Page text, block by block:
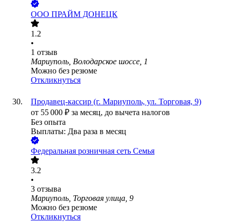
ООО ПРАЙМ ДОНЕЦК
1.2
•
1 отзыв
Мариуполь, Володарское шоссе, 1
Можно без резюме
Откликнуться
Продавец-кассир (г. Мариуполь, ул. Торговая, 9)
от 55 000 ₽ за месяц, до вычета налогов
Без опыта
Выплаты: Два раза в месяц
Федеральная розничная сеть Семья
3.2
•
3 отзыва
Мариуполь, Торговая улица, 9
Можно без резюме
Откликнуться